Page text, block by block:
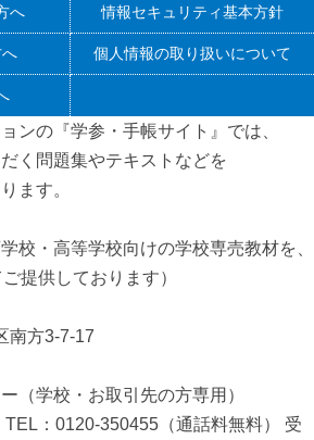
へ 情報セキュリティ基本方針
個人情報の取り扱いについて
ンの『学参・手帳サイト』 では、
く問題集やテキストなどを
ます。
校・高等学校向けの学校専売教材を、
提供しております）
南方3-7-17
（学校・お取引先の方専用）
：0120-350455（通話料無料） 受